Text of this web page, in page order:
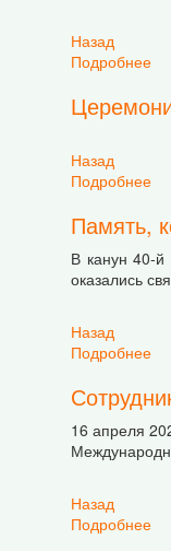
Назад
Подробнее
Назад
Подробнее
Память,
В канун 40-
оказались
Назад
Подробнее
16 апреля
Назад
Подробнее